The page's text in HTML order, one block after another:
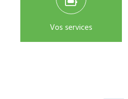
Vos services